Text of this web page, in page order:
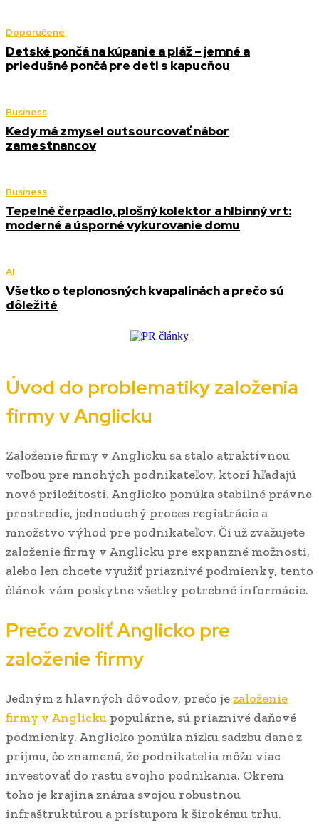
Doporučené
Detské pončá na kúpanie a pláž – jemné a
priedušné pončá pre deti s kapucňou
Business
Kedy má zmysel outsourcovať nábor
zamestnancov
Business
Tepelné čerpadlo, plošný kolektor a hlbinný vrt:
moderné a úsporné vykurovanie domu
AI
Všetko o teplonosných kvapalinách a prečo sú
dôležité
Úvod do problematiky založenia
firmy v Anglicku
Založenie firmy v Anglicku sa stalo atraktívnou
voľbou pre mnohých podnikateľov, ktorí hľadajú
nové príležitosti. Anglicko ponúka stabilné právne
prostredie, jednoduchý proces registrácie a
množstvo výhod pre podnikateľov. Či už zvažujete
založenie firmy v Anglicku pre expanzné možnosti,
alebo len chcete využiť priaznivé podmienky, tento
článok vám poskytne všetky potrebné informácie.
Prečo zvoliť Anglicko pre
založenie firmy
Jedným z hlavných dôvodov, prečo jezaloženie
firmy v Anglicku populárne, sú priaznivé daňové
podmienky. Anglicko ponúka nízku sadzbu dane z
príjmu, čo znamená, že podnikatelia môžu viac
investovať do rastu svojho podnikania. Okrem
toho je krajina známa svojou robustnou
infraštruktúrou a prístupom k širokému trhu.